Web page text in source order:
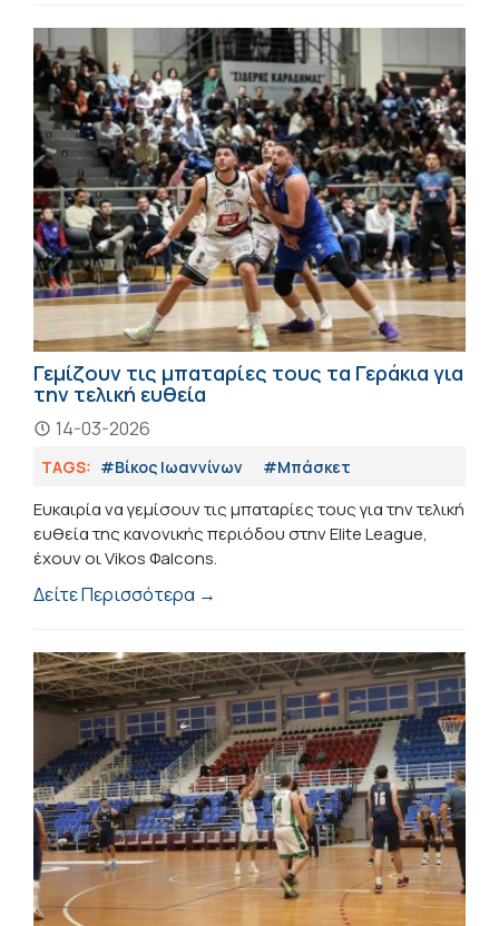
Γεμίζουν τις μπαταρίες τους τα Γεράκια για
την τελική ευθεία
14-03-2026
TAGS: #Βίκος Ιωαννίνων #Μπάσκετ
Ευκαιρία να γεμίσουν τις μπαταρίες τους για την τελική
ευθεία της κανονικής περιόδου στην Elite League,
έχουν οι Vikos Φalcons.
Δείτε Περισσότερα →